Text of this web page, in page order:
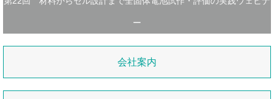
ー
会社案内